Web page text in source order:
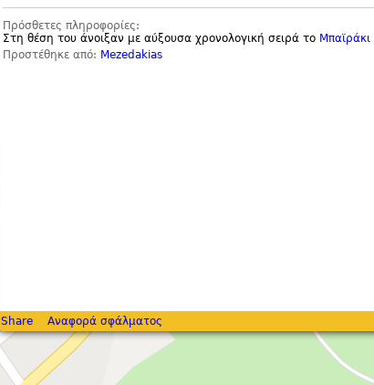
Πρόσθετες πληροφορίες:
Στη θέση του άνοιξαν με αύξουσα χρονολογική σειρά το Μπαϊράκι
Προστέθηκε από: Mezedakias
Share Αναφορά σφάλματος